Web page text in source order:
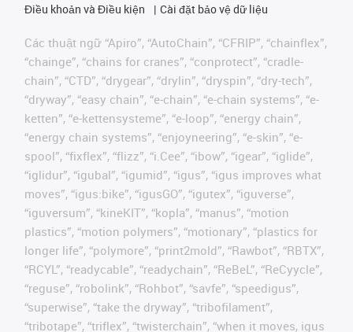
Điều khoản và Điều kiện
Cài đặt bảo vệ dữ liệu
Các thuật ngữ “Apiro”, “AutoChain”, “CFRIP”, “chainflex”,
“chainge”, “chains for cranes”, “conprotect”, “cradle-
chain”, “CTD”, “drygear”, “drylin”, “dryspin”, “dry-tech”,
“dryway”, “easy chain”, “e-chain”, “e-chain systems”, “e-
ketten”, “e-kettensysteme”, “e-loop”, “energy chain”,
“energy chain systems”, “enjoyneering”, “e-skin”, “e-
spool”, “fixflex”, “flizz”, “i.Cee”, “ibow”, “igear”, “iglide”,
“iglidur”, “igubal”, “igumid”, “igus”, “igus improves what
moves”, “igus:bike”, “igusGO”, “igutex”, “iguverse”,
“iguversum”, “kineKIT”, “kopla”, “manus”, “motion
plastics”, “motion polymers”, “motionary”, “plastics for
longer life”, “polymore”, “print2mold”, “Rawbot”, “RBTX”,
“RCYL”, “readycable”, “readychain”, “ReBeL”, “ReCyycle”,
“reguse”, “robolink”, “Rohbot”, “savfe”, “speedigus”,
“superwise”, “take the dryway”, “tribofilament”,
“tribotape”, “triflex”, “twisterchain”, “when it moves, igus